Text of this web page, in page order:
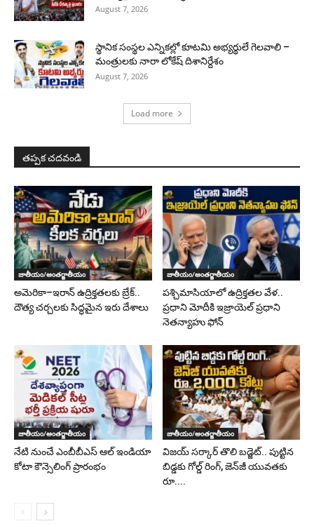
August 7, 2026
స్థానిక సంస్థల ఎన్నికల్లో కూటమి అభ్యర్థులే గెలవాలి –
మంత్రులకు నారా లోకేష్ దిశానిర్దేశం
August 7, 2026
Load more
తప్పక చదవండి
జాతీయం/అంతర్జాతీయం
అమెరికా–ఇరాన్ ఉద్రిక్తతలకు బ్రేక్..
దౌత్య చర్చలకు సిద్ధమైన ఇరు దేశాలు
జాతీయం/అంతర్జాతీయం
పశ్చిమాసియాలో ఉద్రిక్తతల వేళ..
ప్రధాని మోదీకి ఇజ్రాయెల్ ప్రధాని
నెతన్యాహు ఫోన్
జాతీయం/అంతర్జాతీయం
నేటి నుంచే ఎంబీబీఎస్ ఆల్ ఇండియా
కోటా కౌన్సెలింగ్ ప్రారంభం
జాతీయం/అంతర్జాతీయం
విజయ్ సర్కార్ తొలి బడ్జెట్.. పుట్టిన
బిడ్డకు గోల్డ్ రింగ్, జెన్‌జీ యువతకు
రూ....